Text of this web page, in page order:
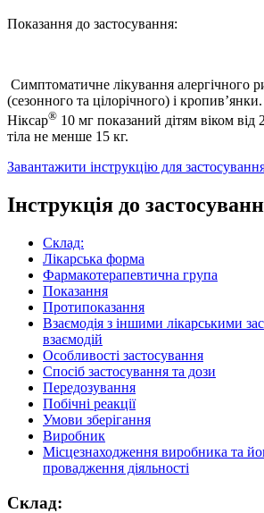
Показання до застосування:
Симптоматичне лікування алергічного
(сезонного та цілорічного) і
Ніксар® 10 мг показаний дітям віком від
тіла не менше 15 кг.
Завантажити інструкцію для
Інструкція до
Склад:
Лікарська форма
Фармакотерапевтична група
Показання
Протипоказання
Взаємодія з іншими лікарськими
взаємодій
Особливості застосування
Спосіб застосування та дози
Передозування
Побічні реакції
Умови зберігання
Виробник
Місцезнаходження виробника та
провадження діяльності
Склад: